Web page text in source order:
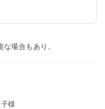
場合もあり。
様